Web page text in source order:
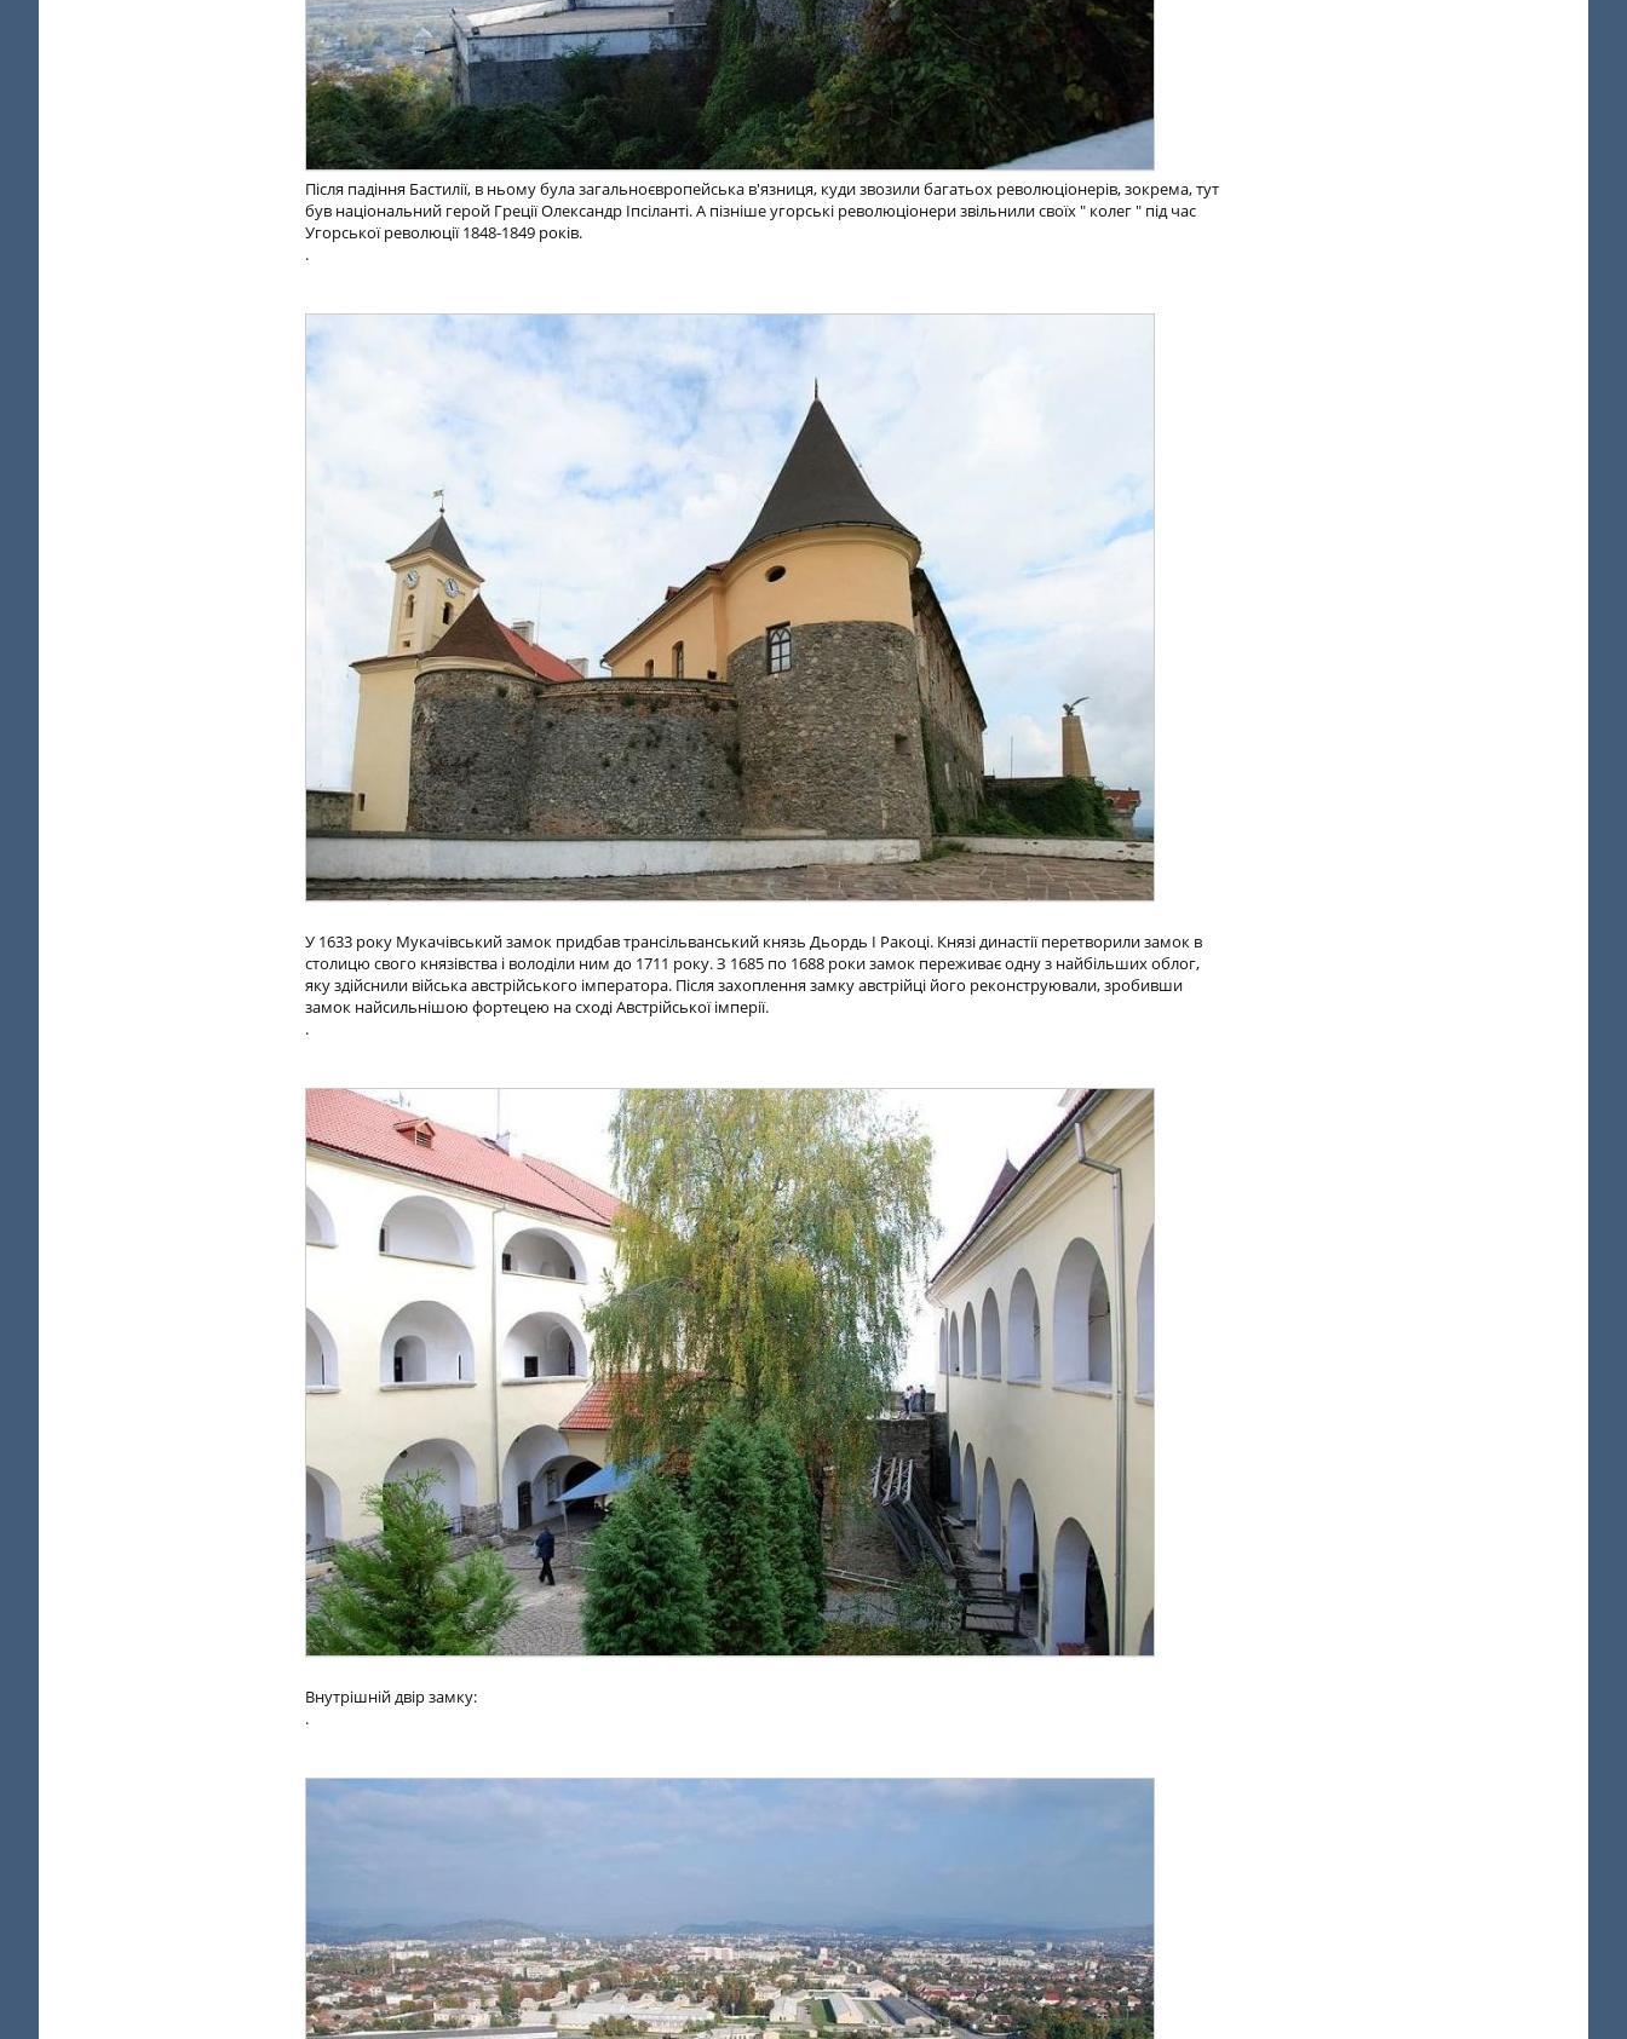
Після падіння Бастилії, в ньому була загальноєвропейська в'язниця, куди звозили багатьох революціонерів, зокрема, тут
був національний герой Греції Олександр Іпсіланті. А пізніше угорські революціонери звільнили своїх " колег " під час
Угорської революції 1848-1849 років.
.
У 1633 року Мукачівський замок придбав трансільванський князь Дьордь І Ракоці. Князі династії перетворили замок в
столицю свого князівства і володіли ним до 1711 року. З 1685 по 1688 роки замок переживає одну з найбільших облог,
яку здійснили війська австрійського імператора. Після захоплення замку австрійці його реконструювали, зробивши
замок найсильнішою фортецею на сході Австрійської імперії.
.
Внутрішній двір замку:
.